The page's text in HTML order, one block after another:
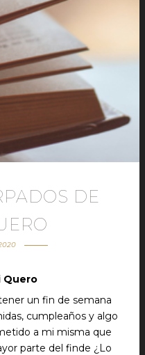
DE
Quero
un fin de semana
cumpleaños y algo
a mi misma que
parte del finde ¿Lo